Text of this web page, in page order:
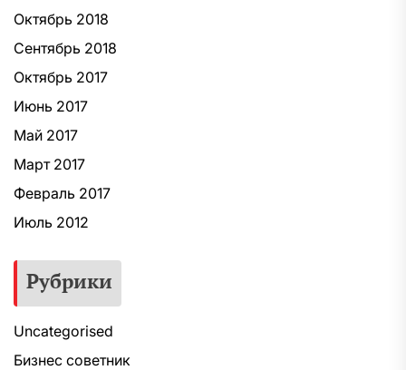
Октябрь 2018
Сентябрь 2018
Октябрь 2017
Июнь 2017
Май 2017
Март 2017
Февраль 2017
Июль 2012
Рубрики
Uncategorised
Бизнес советник